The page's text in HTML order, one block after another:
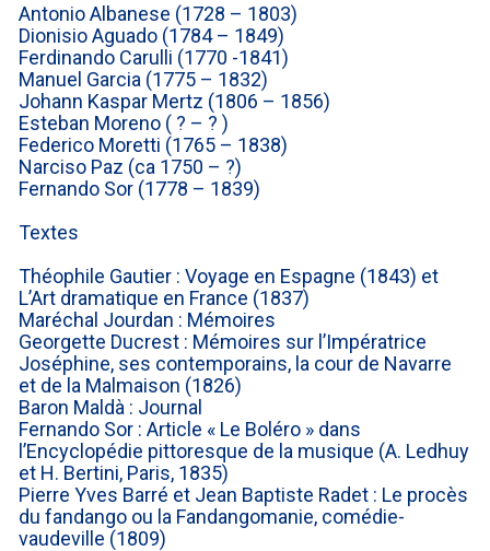
Antonio Albanese (1728 – 1803)
Dionisio Aguado (1784 – 1849)
Ferdinando Carulli (1770 -1841)
Manuel Garcia (1775 – 1832)
Johann Kaspar Mertz (1806 – 1856)
Esteban Moreno ( ? – ? )
Federico Moretti (1765 – 1838)
Narciso Paz (ca 1750 – ?)
Fernando Sor (1778 – 1839)
Textes
Théophile Gautier : Voyage en Espagne (1843) et
L’Art dramatique en France (1837)
Maréchal Jourdan : Mémoires
Georgette Ducrest : Mémoires sur l’Impératrice
Joséphine, ses contemporains, la cour de Navarre
et de la Malmaison (1826)
Baron Maldà : Journal
Fernando Sor : Article « Le Boléro » dans
l’Encyclopédie pittoresque de la musique (A. Ledhuy
et H. Bertini, Paris, 1835)
Pierre Yves Barré et Jean Baptiste Radet : Le procès
du fandango ou la Fandangomanie, comédie-
vaudeville (1809)